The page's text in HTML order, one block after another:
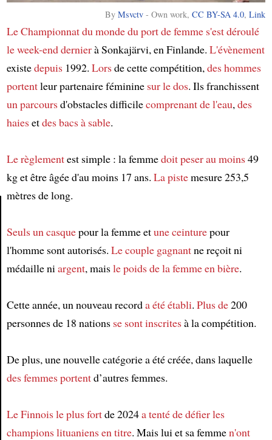
Article
ByMsvctv -Own work,CC BY-SA 4.0,Link
Le Championnat du monde du port de femme s'est déroulé
le week-end dernierà Sonkajärvi, en Finlande. L'évènement
existedepuis1992. Lorsde cette compétition,des hommes
portentleur partenaire féminine sur le dos. Ils franchissent
un parcoursd'obstacles difficilecomprenantde l'eau,des
haiesetdes bacs à sable.
Le règlementest simple : la femmedoit peserau moins49
kg et être âgée d'au moins 17 ans. La pistemesure 253,5
mètres de long.
Seulsun casquepour la femme etune ceinturepour
l'homme sont autorisés. Le couple gagnantne reçoit ni
médaille niargent, maisle poids de la femme en bière.
Cette année, un nouveau recorda été établi. Plus de200
personnes de 18 nations se sont inscritesà la compétition.
De plus, une nouvelle catégorie a été créée, dans laquelle
des femmesportentd’autres femmes.
Le Finnois le plus fortde 2024a tenté de défierles
champions lituaniens en titre. Mais lui et sa femmen'ont